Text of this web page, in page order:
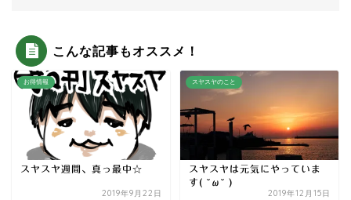
こんな記事もオススメ！
お得情報
スヤスヤ週間、真っ最中☆
2019年9月22日
スヤスヤのこと
スヤスヤは元気にやっていま
す( ˘ω˘ )
2019年12月15日